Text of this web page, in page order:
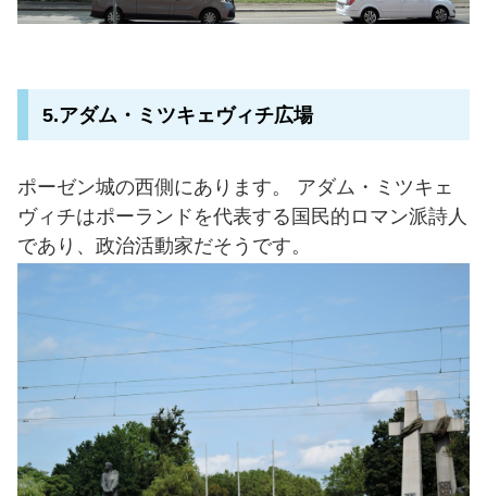
5.アダム・ミツキェヴィチ広場
ポーゼン城の西側にあります。 アダム・ミツキェ
ヴィチはポーランドを代表する国民的ロマン派詩人
であり、政治活動家だそうです。